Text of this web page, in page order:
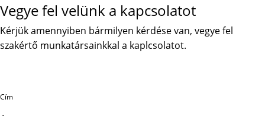
Vegye fel velünk a kapcsolatot
Kérjük amennyiben bármilyen kérdése van, vegye fel
szakértő munkatársainkkal a kaplcsolatot.
Cím